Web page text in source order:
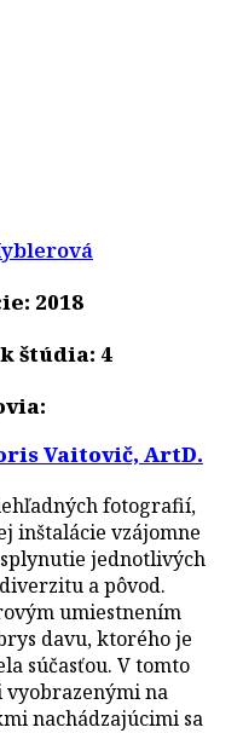
2018
štúdia: 4
Vaitovič, ArtD.
fotografií,
inštalácie vzájomne
jednotlivých
a pôvod.
umiestnením
davu, ktorého je
súčasťou. V tomto
vyobrazenými na
nachádzajúcimi sa